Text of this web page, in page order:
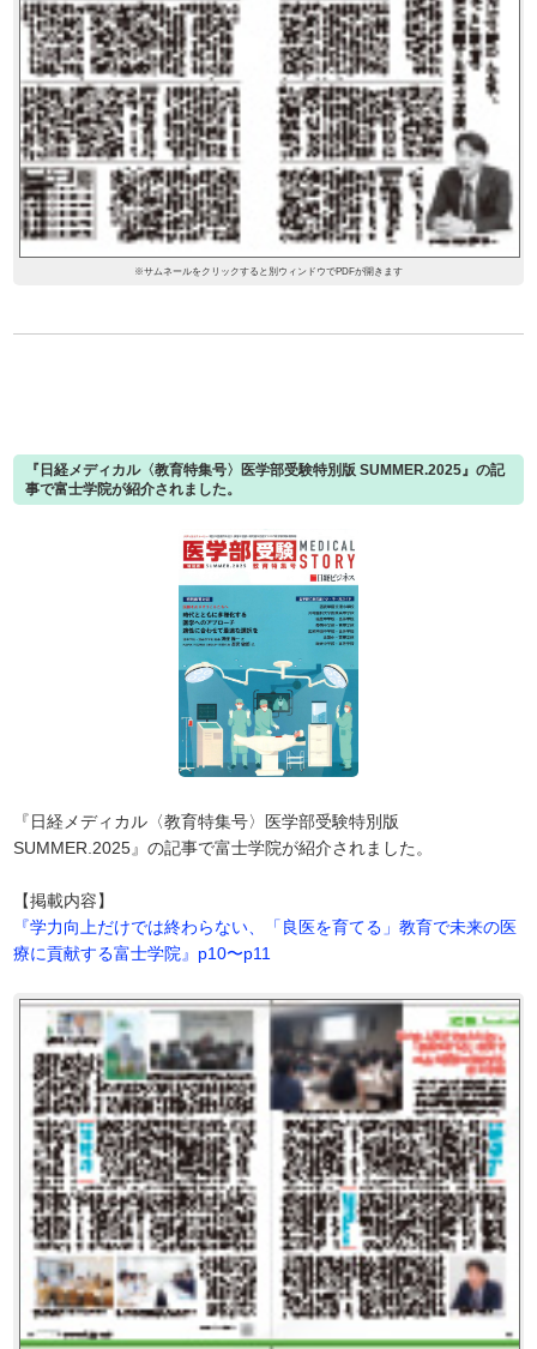
※サムネールをクリックすると別ウィンドウでPDFが開きます
『日経メディカル〈教育特集号〉医学部受験特別版 SUMMER.2025』の記
事で富士学院が紹介されました。
『日経メディカル〈教育特集号〉医学部受験特別版
SUMMER.2025』の記事で富士学院が紹介されました。
【掲載内容】
『学力向上だけでは終わらない、「良医を育てる」教育で未来の医
療に貢献する富士学院』p10〜p11